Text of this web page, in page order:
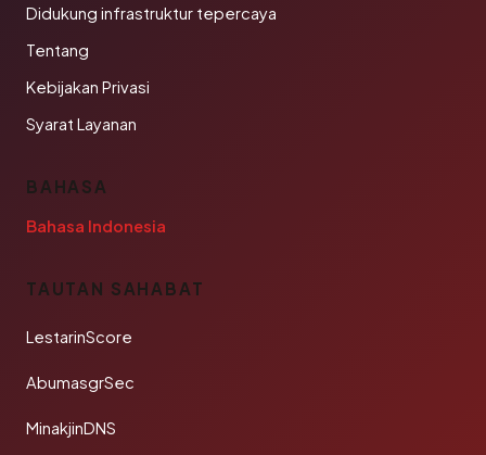
Didukung infrastruktur tepercaya
Tentang
Kebijakan Privasi
Syarat Layanan
BAHASA
Bahasa Indonesia
TAUTAN SAHABAT
LestarinScore
AbumasgrSec
MinakjinDNS